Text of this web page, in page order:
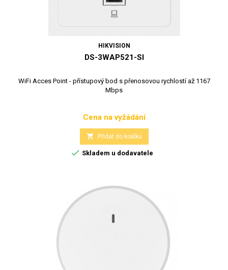
HIKVISION
DS-3WAP521-SI
WiFi Acces Point - přístupový bod s přenosovou rychlostí až 1167
Mbps
Cena
Cena na vyžádání
 Přidat do košíku
 Skladem u dodavatele